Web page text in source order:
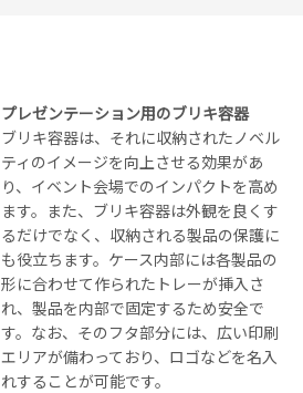
プレゼンテーション用のブリキ容器
ブリキ容器は、それに収納されたノベル
ティのイメージを向上させる効果があ
り、イベント会場でのインパクトを高め
ます。また、ブリキ容器は外観を良くす
るだけでなく、収納される製品の保護に
も役立ちます。ケース内部には各製品の
形に合わせて作られたトレーが挿入さ
れ、製品を内部で固定するため安全で
す。なお、そのフタ部分には、広い印刷
エリアが備わっており、ロゴなどを名入
れすることが可能です。